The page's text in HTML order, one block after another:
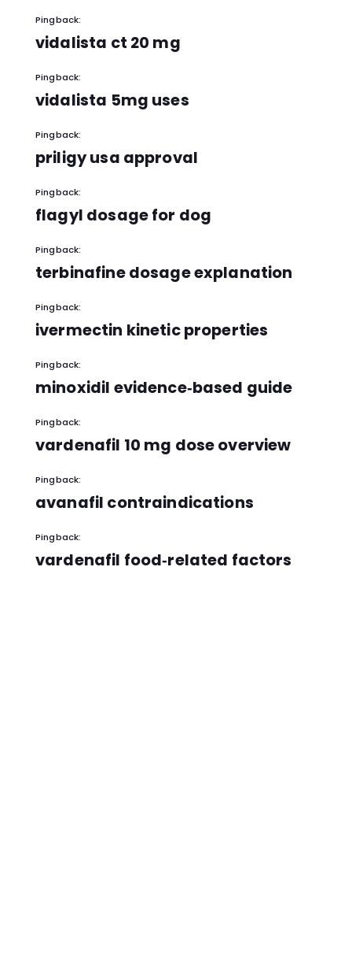
Pingback:
vidalista ct 20 mg
Pingback:
vidalista 5mg uses
Pingback:
priligy usa approval
Pingback:
flagyl dosage for dog
Pingback:
terbinafine dosage explanation
Pingback:
ivermectin kinetic properties
Pingback:
minoxidil evidence‑based guide
Pingback:
vardenafil 10 mg dose overview
Pingback:
avanafil contraindications
Pingback:
vardenafil food‑related factors